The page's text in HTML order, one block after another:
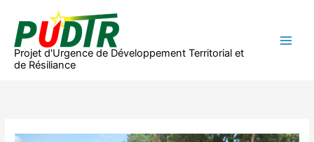
contenu
Projet d'Urgence de Développement Territorial et
de Résiliance